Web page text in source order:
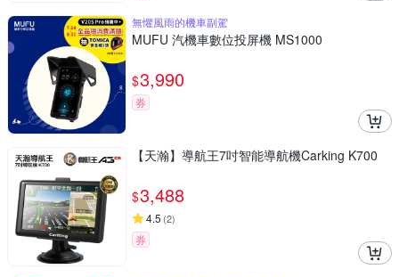
無懼風雨的機車副駕
MUFU 汽機車數位投屏機 MS1000
$3,990
券
【天瀚】導航王7吋智能導航機Carking K700
$3,488
4.5 (2)
券